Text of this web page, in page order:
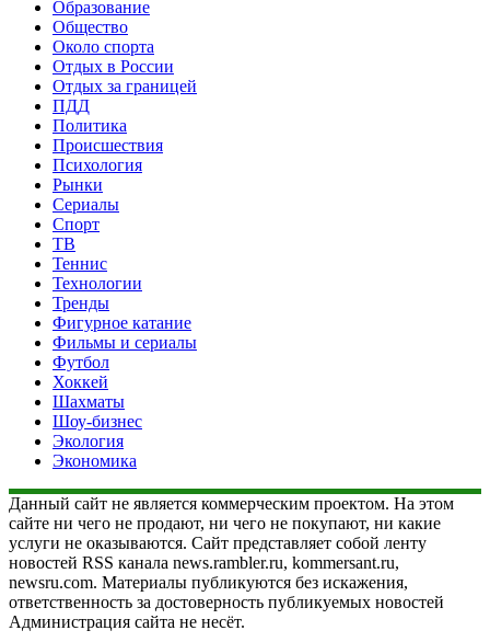
Образование
Общество
Около спорта
Отдых в России
Отдых за границей
ПДД
Политика
Происшествия
Психология
Рынки
Сериалы
Спорт
ТВ
Теннис
Технологии
Тренды
Фигурное катание
Фильмы и сериалы
Футбол
Хоккей
Шахматы
Шоу-бизнес
Экология
Экономика
Данный сайт не является коммерческим проектом. На этом
сайте ни чего не продают, ни чего не покупают, ни какие
услуги не оказываются. Сайт представляет собой ленту
новостей RSS канала news.rambler.ru, kommersant.ru,
newsru.com. Материалы публикуются без искажения,
ответственность за достоверность публикуемых новостей
Администрация сайта не несёт.